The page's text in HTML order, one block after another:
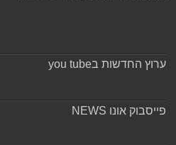
ערוץ החדשות בyou tube
פייסבוק אונו NEWS